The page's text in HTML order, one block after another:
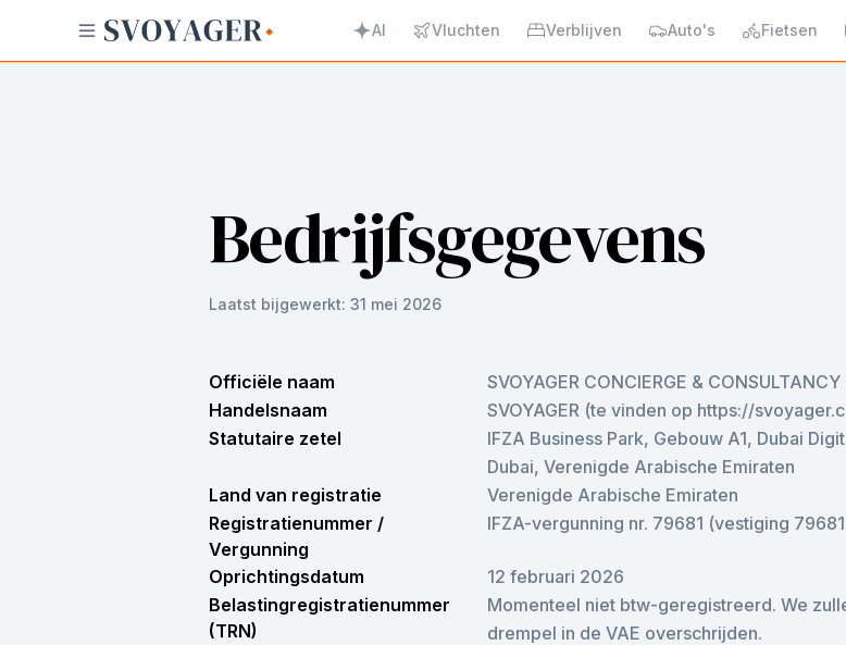
AI Vluchten Verblijven Auto's Fietsen
Bedrijfsgegevens
Laatst bijgewerkt: 31 mei 2026
Officiële naam
SVOYAGER CONCIERGE & CONSULTANCY
Handelsnaam
SVOYAGER (te vinden op https://
Statutaire zetel
IFZA Business Park, Gebouw A1, Dubai
Dubai, Verenigde Arabische Emiraten
Land van registratie
Verenigde Arabische Emiraten
Registratienummer /
Vergunning
IFZA-vergunning nr. 79681 (vestiging
Oprichtingsdatum
12 februari 2026
Belastingregistratienummer
(TRN)
Momenteel niet btw-geregistreerd. We
drempel in de VAE overschrijden.